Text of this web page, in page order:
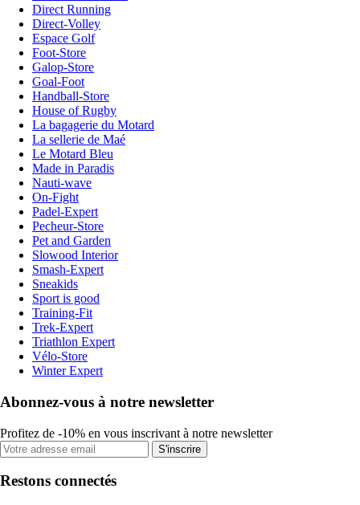
Direct Running
Direct-Volley
Espace Golf
Foot-Store
Galop-Store
Goal-Foot
Handball-Store
House of Rugby
La bagagerie du Motard
La sellerie de Maé
Le Motard Bleu
Made in Paradis
Nauti-wave
On-Fight
Padel-Expert
Pecheur-Store
Pet and Garden
Slowood Interior
Smash-Expert
Sneakids
Sport is good
Training-Fit
Trek-Expert
Triathlon Expert
Vélo-Store
Winter Expert
Abonnez-vous à notre newsletter
Profitez de -10% en vous inscrivant à notre newsletter
S'inscrire
Restons connectés